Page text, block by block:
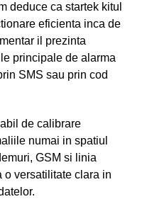
deduce ca startek kitul
eficienta inca de
il prezinta
principale de alarma
SMS sau prin cod
de calibrare
numai in spatiul
GSM si linia
o versatilitate clara in